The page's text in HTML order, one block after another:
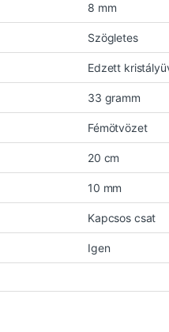
8 mm
Szögletes
Edzett
33 gramm
Fémötvözet
20 cm
10 mm
Kapcsos csat
Igen